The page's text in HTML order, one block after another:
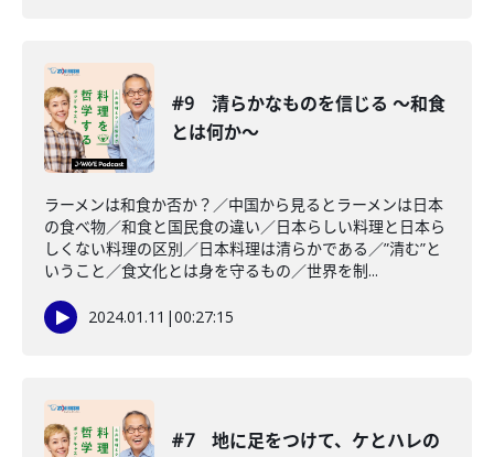
#9 清らかなものを信じる 〜和食
とは何か〜
ラーメンは和食か否か？／中国から見るとラーメンは日本
の食べ物／和食と国民食の違い／日本らしい料理と日本ら
しくない料理の区別／日本料理は清らかである／”清む”と
いうこと／食文化とは身を守るもの／世界を制...
2024.01.11 |00:27:15
#7 地に足をつけて、ケとハレの